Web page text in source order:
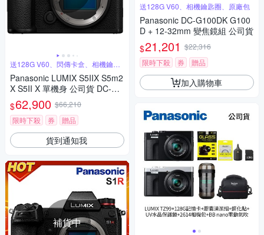
送128G V60、閃傳卡盒、相機鑰匙
圈
Panasonic LUMIX S5IIX S5m2
X S5II X 單機身 公司貨 DC-S5
M2X
$62,900 $66,210
限時下殺
券 贈品
貨到通知我
補貨中
送128G V60、相機鑰匙圈、原廠包
Panasonic DC-G100DK G100
D + 12-32mm 變焦鏡組 公司貨
$21,201 $22,316
限時下殺
券 贈品
加入購物車